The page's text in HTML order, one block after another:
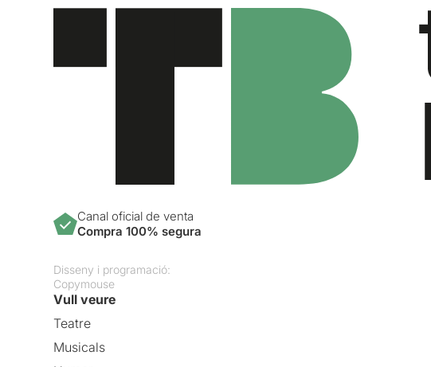
Canal oficial de venta
Compra 100% segura
Disseny i programació:
Copymouse
Vull veure
Teatre
Musicals